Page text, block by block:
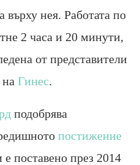
върху нея. Работата по
2 часа и 20 минути,
от представители
Гинес.
подобрява
постижение
поставено през 2014